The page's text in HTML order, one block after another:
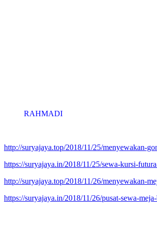
RAHMADI
http://suryajaya.top/2018/11/25/menyewakan-
https://suryajaya.in/2018/11/25/sewa-kursi-
http://suryajaya.top/2018/11/26/menyewakan-
https://suryajaya.in/2018/11/26/pusat-sewa-